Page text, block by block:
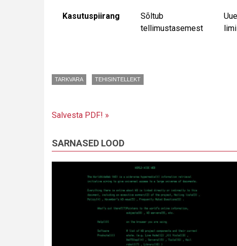
Kasutuspiirang
Sõltub
tellimustasemest
TARKVARA TEHISINTELLEKT
Salvesta PDF! »
SARNASED LOOD